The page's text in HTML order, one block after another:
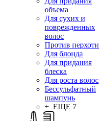
объема
Для сухих и
поврежденных
волос
Против перхоти
Для блонда
Для придания
блеска
Для роста волос
Бессульфатный
шампунь
+ ЕЩЕ 7